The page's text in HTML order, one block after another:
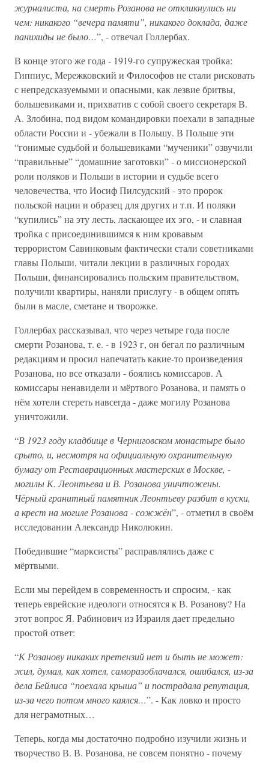
журналиста, на смерть Розанова не откликнулись ни
чем: никакого “вечера памяти”, никакого доклада, даже
панихиды не было…”, - отвечал Голлербах.
В конце этого же года - 1919-го супружеская тройка:
Гиппиус, Мережковский и Философов не стали рисковать
с непредсказуемыми и опасными, как лезвие бритвы,
большевиками и, прихватив с собой своего секретаря В.
А. Злобина, под видом командировки поехали в западные
области России и - убежали в Польшу. В Польше эти
“гонимые судьбой и большевиками “мученики” озвучили
“правильные” “домашние заготовки” - о миссионерской
роли поляков и Польши в истории и судьбе всего
человечества, что Иосиф Пилсудский - это пророк
польской нации и образец для других и т.п. И поляки
“купились” на эту лесть, ласкающее их эго, - и славная
тройка с присоединившимся к ним кровавым
террористом Савинковым фактически стали советниками
главы Польши, читали лекции в различных городах
Польши, финансировались польским правительством,
получили квартиры, наняли прислугу - в общем опять
были в масле, сметане и творожке.
Голлербах рассказывал, что через четыре года после
смерти Розанова, т. е. - в 1923 г, он бегал по различным
редакциям и просил напечатать какие-то произведения
Розанова, но все отказали - боялись комиссаров. А
комиссары ненавидели и мёртвого Розанова, и память о
нём хотели стереть навсегда - даже могилу Розанова
уничтожили.
“В 1923 году кладбище в Черниговском монастыре было
срыто, и, несмотря на официальную охранительную
бумагу от Реставрационных мастерских в Москве, -
могилы К. Леонтьева и В. Розанова уничтожены.
Чёрный гранитный памятник Леонтьеву разбит в куски,
а крест на могиле Розанова - сожжён”, - отметил в своём
исследовании Александр Николюкин.
Победившие “марксисты” расправлялись даже с
мёртвыми.
Если мы перейдем в современность и спросим, - как
теперь еврейские идеологи относятся к В. Розанову? На
этот вопрос Я. Рабинович из Израиля дает предельно
простой ответ:
“К Розанову никаких претензий нет и быть не может:
жил, думал, как хотел, саморазоблачался, ошибался, из-за
дела Бейлиса “поехала крыша” и пострадала репутация,
из-за чего потом много каялся…”. - Как ловко и просто
для неграмотных…
Теперь, когда мы достаточно подробно изучили жизнь и
творчество В. В. Розанова, не совсем понятно - почему